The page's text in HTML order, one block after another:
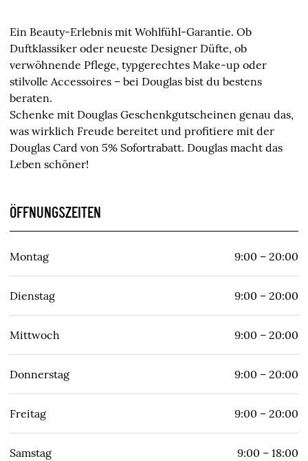
Ein Beauty-Erlebnis mit Wohlfühl-Garantie. Ob
Duftklassiker oder neueste Designer Düfte, ob
verwöhnende Pflege, typgerechtes Make-up oder
stilvolle Accessoires – bei Douglas bist du bestens
beraten.
Schenke mit Douglas Geschenkgutscheinen genau das,
was wirklich Freude bereitet und profitiere mit der
Douglas Card von 5% Sofortrabatt. Douglas macht das
Leben schöner!
ÖFFNUNGSZEITEN
Montag 9:00 – 20:00
Dienstag 9:00 – 20:00
Mittwoch 9:00 – 20:00
Donnerstag 9:00 – 20:00
Freitag 9:00 – 20:00
Samstag 9:00 – 18:00